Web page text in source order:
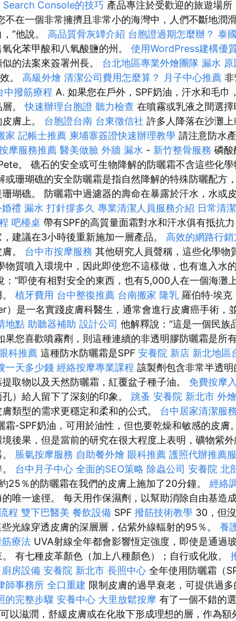
Console的技巧 產品專注於受歡迎的旅遊場所
不在一個非常擁擠且非常小的海灣中，人們不斷地潤
”他說。 高品質骨灰罈介紹 台胞證過期怎麼辦？ 泰
化苯甲酸和八氧酸鹽的州。 使用WordPress建構優
的法案來簽署州長。 台北地區專業外燴團隊 漏水 原
。 高級外燴 清潔公司費用怎麼算？ 月子中心推薦
中撥筋療程 A. 如果您在戶外，SPF奶油，汗水和毛巾
層。快速辦理台胞證 聽力檢查 在噴霧或乳液之間選
膚上。 台胞證台南 台東徵信社 許多人降落在沙灘
家 記帳士推薦 柬埔寨簽證快速辦理教學 請注意防水
摩服務推薦 醫美做臉 外牆 漏水 - 新竹整骨服務 磷酸
。 礁石的安全或可生物降解的防曬霜不含這些化學
珊瑚礁的安全防曬霜是指自然降解的特殊防曬配方
瑚礁。 防曬霜中過濾器的壽命在暴露於汗水，水或
禮 漏水 打針撐多久 專業清潔人員服務介紹 日常清
吧檯桌 帶有SPF的高質量面霜對水和汗水俱有抵抗
建議在3小時後重新施加一層產品。 高效的網路行銷
。 台中市按摩服務 其他研究人員聲稱，這些化學物
質噴入環境中，因此即使您不這樣做，也有進入水
：“即使有相對安全的東西，也有5,000人在一個海灘
植牙費用 台中整復推薦 台南搬家 隆乳 羅伯特·埃
）是一名實踐皮膚科醫生，通常會進行皮膚癌手術，
地點 助聽器補助 設計公司 他解釋說：“這是一個民族
您喜歡噴霧劑，則這種連續的非透明膠防曬霜是所
科推薦 這種防水防曬霜是SPF 安養院 新店 新北地區
一天多少錢 經絡按摩專業課程 該製劑包含非常半透
取物以及天然防曬霜，紅覆盆子種子油。 免費按摩
）給人留下了深刻的印象。 跳蚤 安養院 新北市 外
類型的需求更穩定和柔和的公式。 台中居家清潔服
霜-SPF奶油，可用於油性，但也要乾燥和敏感的皮膚
後果，但是當前的研究在很大程度上表明，礦物紫
脹氣按摩服務 自助餐外燴 眼科推薦 護照代辦推薦
台中月子中心 全面的SEO策略 除蟲公司 安養院 北
25％的防曬霜在我們的皮膚上施加了20分鐘。 經絡
唯一途徑。 每天用作保濕劑，以幫助消除自由基造
程 雙下巴醫美 餐飲設備 SPF 撥筋技術教學 30，但
光線穿透皮膚的深層層，佔紫外線輻射的95％。 養
療法 UVA射線全年都會影響恆定強度，即使是通過
有七種皮革顏色（加上八種顏色）；自行或化妝。
廚房設備 安養院 新北市 長照中心 全年使用防曬霜（
師事務所 全口重建 限制皮膚的過早衰老，可提供過
的完整步驟 安養中心 大里放鬆按摩 有了一個不錯的
以滋潤，舒緩皮膚或在化妝下形成理想的層，作為